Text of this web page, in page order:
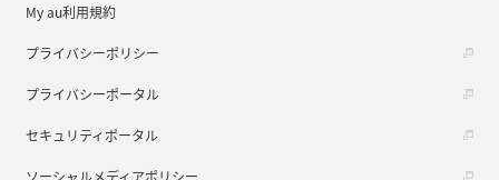
My au利用規約
プライバシーポリシー
プライバシーポータル
セキュリティポータル
ソーシャルメディアポリシー